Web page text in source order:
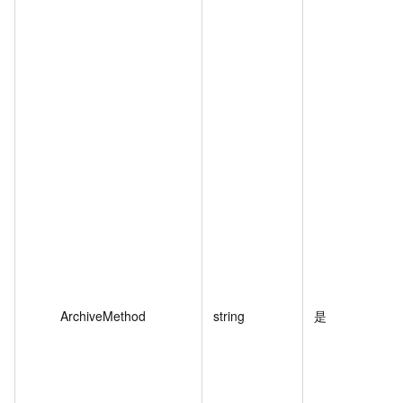
ArchiveMethod string 是